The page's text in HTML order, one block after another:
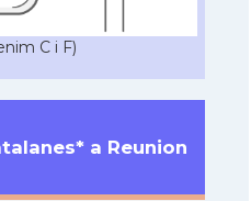
C i F)
a Reunion